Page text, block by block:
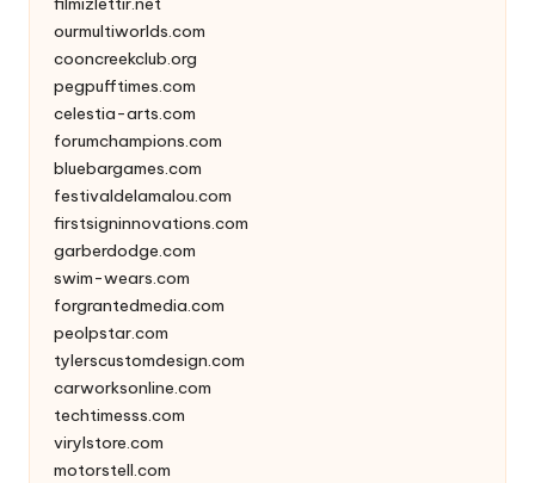
ourmultiworlds.com
cooncreekclub.org
pegpufftimes.com
celestia-arts.com
forumchampions.com
bluebargames.com
festivaldelamalou.com
firstsigninnovations.com
garberdodge.com
swim-wears.com
forgrantedmedia.com
peolpstar.com
tylerscustomdesign.com
carworksonline.com
techtimesss.com
virylstore.com
motorstell.com